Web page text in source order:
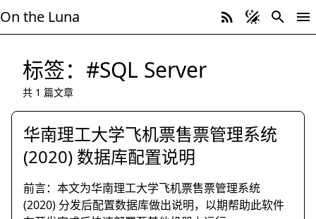
On the Luna
标签：#SQL Server
共 1 篇文章
华南理工大学飞机票售票管理系统
(2020) 数据库配置说明
前言：本文为华南理工大学飞机票售票管理系统
(2020) 分发后配置数据库做出说明，以期帮助此软件